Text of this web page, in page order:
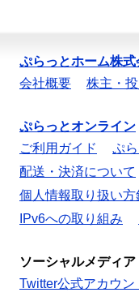
ぷらっとホーム株式
会社概要
株主・
ぷらっとオンライン
ご利用ガイド
ぷ
配送・決済について
個人情報取り扱い方
IPv6への取り組み
ソーシャルメディア
Twitter公式アカウン